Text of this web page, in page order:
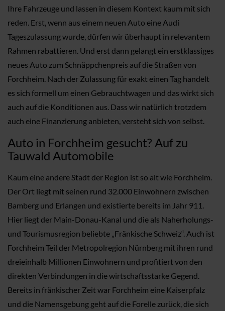
Ihre Fahrzeuge und lassen in diesem Kontext kaum mit sich
reden. Erst, wenn aus einem neuen Auto eine Audi
Tageszulassung wurde, dürfen wir überhaupt in relevantem
Rahmen rabattieren. Und erst dann gelangt ein erstklassiges
neues Auto zum Schnäppchenpreis auf die Straßen von
Forchheim. Nach der Zulassung für exakt einen Tag handelt
es sich formell um einen Gebrauchtwagen und das wirkt sich
auch auf die Konditionen aus. Dass wir natürlich trotzdem
auch eine Finanzierung anbieten, versteht sich von selbst.
Auto in Forchheim gesucht? Auf zu
Tauwald Automobile
Kaum eine andere Stadt der Region ist so alt wie Forchheim.
Der Ort liegt mit seinen rund 32.000 Einwohnern zwischen
Bamberg und Erlangen und existierte bereits im Jahr 911.
Hier liegt der Main-Donau-Kanal und die als Naherholungs-
und Tourismusregion beliebte „Fränkische Schweiz“. Auch ist
Forchheim Teil der Metropolregion Nürnberg mit ihren rund
dreieinhalb Millionen Einwohnern und profitiert von den
direkten Verbindungen in die wirtschaftsstarke Gegend.
Bereits in fränkischer Zeit war Forchheim eine Kaiserpfalz
und die Namensgebung geht auf die Forelle zurück, die sich